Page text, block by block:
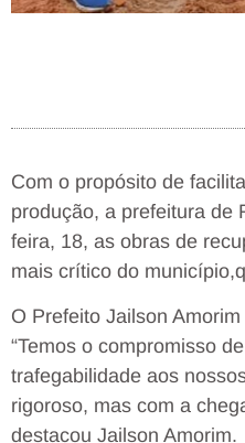
Com o propósito de
produção, a prefeitura de
feira, 18, as obras de
mais crítico do
O Prefeito Jailson
“Temos o compromisso
trafegabilidade aos
rigoroso, mas com a
destacou Jailson Amorim.